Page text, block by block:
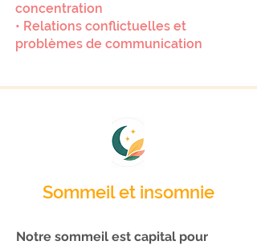
concentration
• Relations conflictuelles et
problèmes de communication
Sommeil et insomnie
Notre sommeil est capital pour